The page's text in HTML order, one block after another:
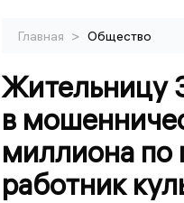
Главная > Общество
Жительницу
в
миллиона по
работник